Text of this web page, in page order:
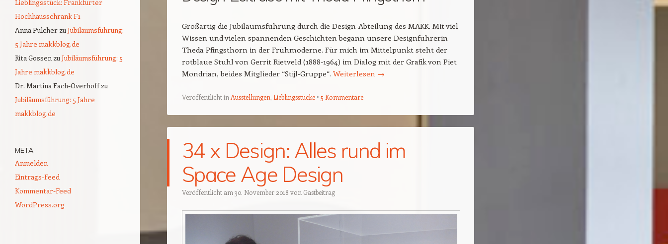
Großartig die Jubiläumsführung durch die Design-Abteilung des MAKK. Mit viel
Wissen und vielen spannenden Geschichten begann unsere Designführerin
Theda Pfingsthorn in der Frühmoderne. Für mich im Mittelpunkt steht der
rotblaue Stuhl von Gerrit Rietveld (1888-1964) im Dialog mit der Grafik von Piet
Mondrian, beides Mitglieder “Stijl-Gruppe“. Weiterlesen →
Veröffentlicht in Ausstellungen, Lieblingsstücke 5 Kommentare
34 x Design: Alles rund im
Space Age Design
Veröffentlicht am 30. November 2018 von Gastbeitrag
Lieblingsstück: Frankfurter
Hochhausschrank F1
Anna Pulcher zuJubiläumsführung:
5 Jahre makkblog.de
Rita Gossen zuJubiläumsführung: 5
Jahre makkblog.de
Dr. Martina Fach-Overhoffzu
Jubiläumsführung: 5 Jahre
makkblog.de
META
Anmelden
Eintrags-Feed
Kommentar-Feed
WordPress.org